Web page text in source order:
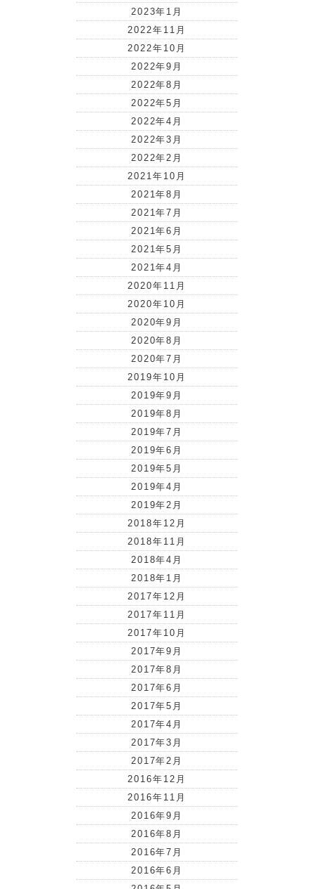
2023年1月
2022年11月
2022年10月
2022年9月
2022年8月
2022年5月
2022年4月
2022年3月
2022年2月
2021年10月
2021年8月
2021年7月
2021年6月
2021年5月
2021年4月
2020年11月
2020年10月
2020年9月
2020年8月
2020年7月
2019年10月
2019年9月
2019年8月
2019年7月
2019年6月
2019年5月
2019年4月
2019年2月
2018年12月
2018年11月
2018年4月
2018年1月
2017年12月
2017年11月
2017年10月
2017年9月
2017年8月
2017年6月
2017年5月
2017年4月
2017年3月
2017年2月
2016年12月
2016年11月
2016年9月
2016年8月
2016年7月
2016年6月